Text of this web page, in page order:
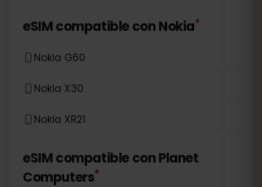
eSIM compatible conNokia*
Nokia G60
Nokia X30
Nokia XR21
eSIM compatible conPlanet
Computers*